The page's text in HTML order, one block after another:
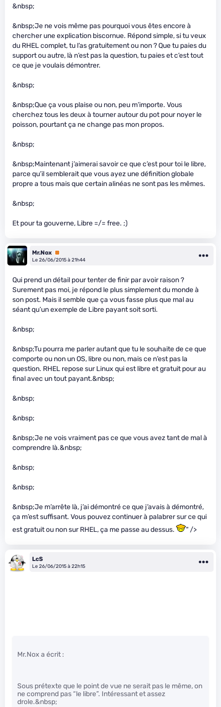
&nbsp;
&nbsp;Je ne vois même pas pourquoi vous êtes encore à
chercher une explication biscornue. Répond simple, si tu veux
du RHEL complet, tu l’as gratuitement ou non ? Que tu paies du
support ou autre, là n’est pas la question, tu paies et c’est tout
ce que je voulais démontrer.
&nbsp;
&nbsp;Que ça vous plaise ou non, peu m’importe. Vous
cherchez tous les deux à tourner autour du pot pour noyer le
poisson, pourtant ça ne change pas mon propos.
&nbsp;
&nbsp;Maintenant j’aimerai savoir ce que c’est pour toi le libre,
parce qu’il semblerait que vous ayez une définition globale
propre a tous mais que certain alinéas ne sont pas les mêmes.
&nbsp;
Et pour ta gouverne, Libre =/= free. ;)
Mr.Nox Premium
Le 26/06/2015 à 21h44
Qui prend un détail pour tenter de finir par avoir raison ?
Surement pas moi, je répond le plus simplement du monde à
son post. Mais il semble que ça vous fasse plus que mal au
séant qu’un exemple de Libre payant soit sorti.
&nbsp;
&nbsp;Tu pourra me parler autant que tu le souhaite de ce que
comporte ou non un OS, libre ou non, mais ce n’est pas la
question. RHEL repose sur Linux qui est libre et gratuit pour au
final avec un tout payant.&nbsp;
&nbsp;
&nbsp;
&nbsp;Je ne vois vraiment pas ce que vous avez tant de mal à
comprendre là.&nbsp;
&nbsp;
&nbsp;
&nbsp;Je m’arrête là, j’ai démontré ce que j’avais à démontré,
ça m’est suffisant. Vous pouvez continuer à palabrer sur ce qui
est gratuit ou non sur RHEL, ça me passe au dessus.
" />
LcS
Le 26/06/2015 à 22h15
Mr.Nox a écrit :
Sous prétexte que le point de vue ne serait pas le même, on
ne comprend pas “le libre”. Intéressant et assez
drole.&nbsp;